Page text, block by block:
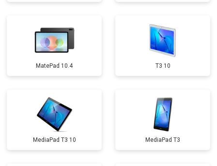
MatePad 10.4 T3 10
MediaPad T3 10 MediaPad T3